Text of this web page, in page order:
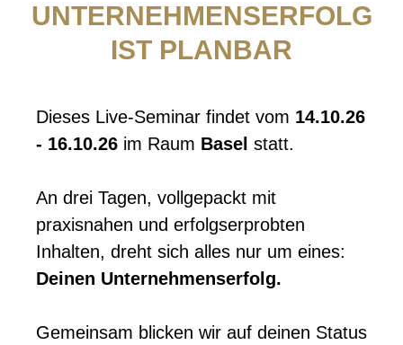
UNTERNEHMENSERFOLG
IST PLANBAR
Dieses Live-Seminar findet vom 14.10.26
- 16.10.26 im Raum Basel statt.
An drei Tagen, vollgepackt mit
praxisnahen und erfolgserprobten
Inhalten, dreht sich alles nur um eines:
Deinen Unternehmenserfolg.
Gemeinsam blicken wir auf deinen Status